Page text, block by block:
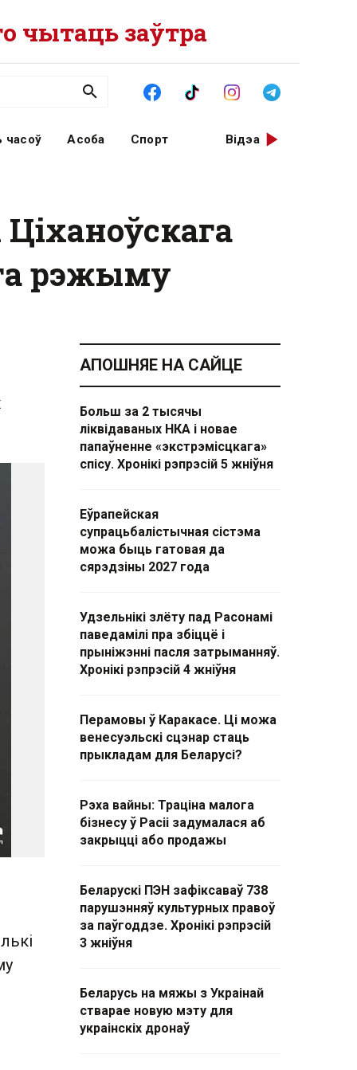
чытаць заўтра
часоў Асоба Спорт Відэа
рэжыму
АПОШНЯЕ НА САЙЦЕ
Больш за 2 тысячы
ліквідаваных НКА і новае
папаўненне «экстрэмісцкага»
спісу. Хронікі рэпрэсій 5 жніўня
Еўрапейская
супрацьбалістычная сістэма
можа быць гатовая да
сярэдзіны 2027 года
Удзельнікі злёту пад Расонамі
паведамілі пра збіццё і
прыніжэнні пасля затрыманняў.
Хронікі рэпрэсій 4 жніўня
Перамовы ў Каракасе. Ці можа
венесуэльскі сцэнар стаць
прыкладам для Беларусі?
Рэха вайны: Траціна малога
бізнесу ў Расіі задумалася аб
закрыцці або продажы
Беларускі ПЭН зафіксаваў 738
парушэнняў культурных правоў
за паўгоддзе. Хронікі рэпрэсій
3 жніўня
Беларусь на мяжы з Украінай
стварае новую мэту для
украінскіх дронаў